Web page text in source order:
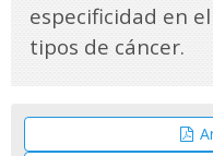
especificidad en
tipos de cáncer.